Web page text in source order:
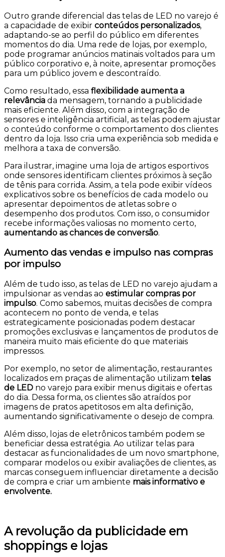
Outro grande diferencial das telas de LED no varejo é
a capacidade de exibir conteúdos personalizados,
adaptando-se ao perfil do público em diferentes
momentos do dia. Uma rede de lojas, por exemplo,
pode programar anúncios matinais voltados para um
público corporativo e, à noite, apresentar promoções
para um público jovem e descontraído.
Como resultado, essa flexibilidade aumenta a
relevância da mensagem, tornando a publicidade
mais eficiente. Além disso, com a integração de
sensores e inteligência artificial, as telas podem ajustar
o conteúdo conforme o comportamento dos clientes
dentro da loja. Isso cria uma experiência sob medida e
melhora a taxa de conversão.
Para ilustrar, imagine uma loja de artigos esportivos
onde sensores identificam clientes próximos à seção
de tênis para corrida. Assim, a tela pode exibir vídeos
explicativos sobre os benefícios de cada modelo ou
apresentar depoimentos de atletas sobre o
desempenho dos produtos. Com isso, o consumidor
recebe informações valiosas no momento certo,
aumentando as chances de conversão.
Aumento das vendas e impulso nas compras
por impulso
Além de tudo isso, as telas de LED no varejo ajudam a
impulsionar as vendas ao estimular compras por
impulso. Como sabemos, muitas decisões de compra
acontecem no ponto de venda, e telas
estrategicamente posicionadas podem destacar
promoções exclusivas e lançamentos de produtos de
maneira muito mais eficiente do que materiais
impressos.
Por exemplo, no setor de alimentação, restaurantes
localizados em praças de alimentação utilizam telas
de LED no varejo para exibir menus digitais e ofertas
do dia. Dessa forma, os clientes são atraídos por
imagens de pratos apetitosos em alta definição,
aumentando significativamente o desejo de compra.
Além disso, lojas de eletrônicos também podem se
beneficiar dessa estratégia. Ao utilizar telas para
destacar as funcionalidades de um novo smartphone,
comparar modelos ou exibir avaliações de clientes, as
marcas conseguem influenciar diretamente a decisão
de compra e criar um ambiente mais informativo e
envolvente.
A revolução da publicidade em
shoppings e lojas